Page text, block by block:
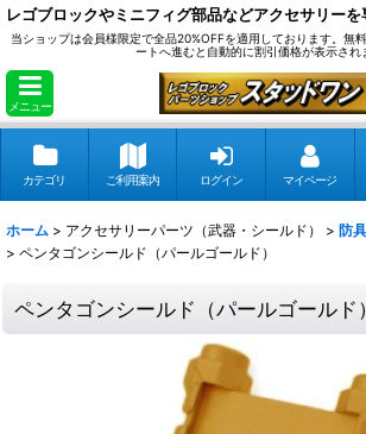
レゴブロックやミニフィグ部品などアクセサリーを
当ショップは会員様限定で全品20%OFFを適用しております。無
ートへ進むと自動的に割引価格が表示され
メニュー
カテゴリ ご利用案内 ログイン マイページ
ホーム > アクセサリーパーツ（武器・シールド） > 防
> ペンタゴンシールド（パールゴールド）
ペンタゴンシールド（パールゴールド）